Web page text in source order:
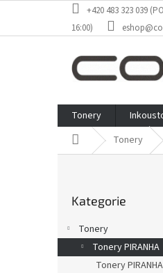
obsah
+420 483 323 039
16:00)
Tonery
Domů Tonery
a
n
kategorie
Kategorie
Tonery
Tonery PIRANHA
Tonery